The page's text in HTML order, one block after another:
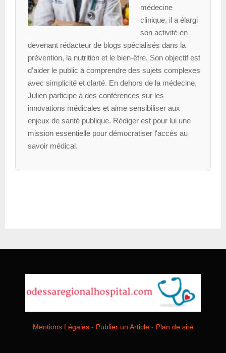
médecine
clinique, il a élargi
son activité en
devenant rédacteur de blogs spécialisés dans la
prévention, la nutrition et le bien-être. Son objectif est
d’aider le public à comprendre des sujets complexes
avec simplicité et clarté. En dehors de la médecine,
Julien participe à des conférences sur les
innovations médicales et aime sensibiliser aux
enjeux de santé publique. Rédiger est pour lui une
mission essentielle pour démocratiser l'accès au
savoir médical.
Mentions Légales - Publier un Article - Plan de site